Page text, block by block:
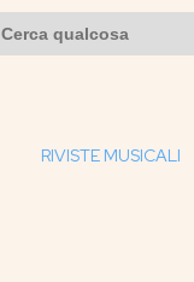
RIVISTE MUSICALI